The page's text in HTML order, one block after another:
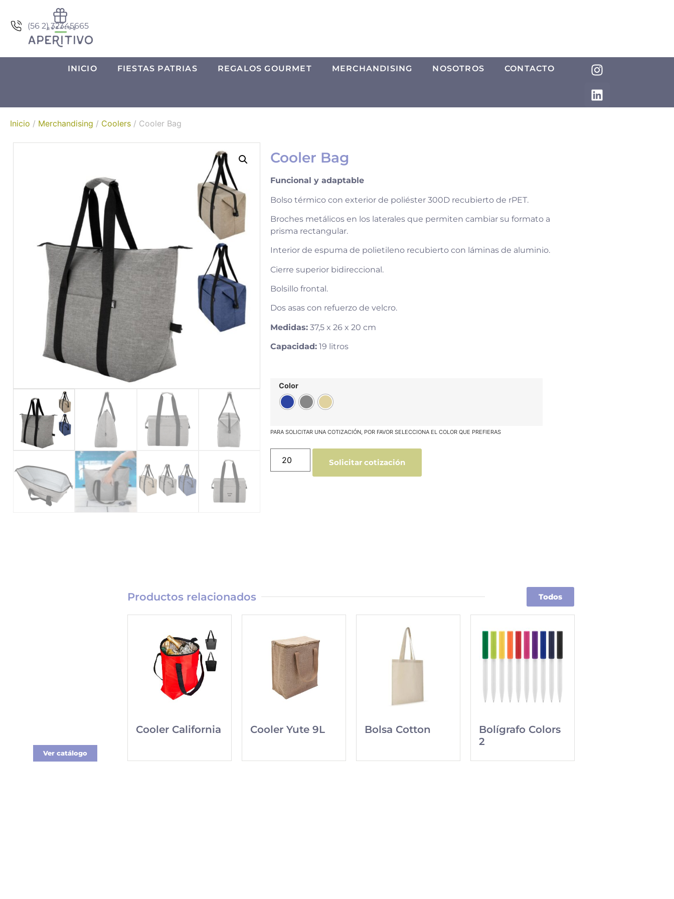
(56 2) 32345665
INICIO FIESTAS PATRIAS REGALOS GOURMET MERCHANDISING NOSOTROS CONTACTO
Inicio / Merchandising / Coolers / Cooler Bag
Cooler Bag
Funcional y adaptable
Bolso térmico con exterior de poliéster 300D recubierto de rPET.
Broches metálicos en los laterales que permiten cambiar su formato a
prisma rectangular.
Interior de espuma de polietileno recubierto con láminas de aluminio.
Cierre superior bidireccional.
Bolsillo frontal.
Dos asas con refuerzo de velcro.
Medidas: 37,5 x 26 x 20 cm
Capacidad: 19 litros
Color
Solicitar cotización
Ver catálogo
Productos relacionados Todos
Cooler California Cooler Yute 9L Bolsa Cotton
Bolígrafo Colors
2